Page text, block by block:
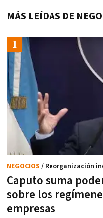
MÁS LEÍDAS DE
Caputo suma
sobre los
empresas
NEGOCIOS / Reorganización